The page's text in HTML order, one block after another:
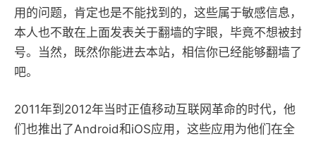
用的问题，肯定也是不能找到的，这些属于敏感信息，
本人也不敢在上面发表关于翻墙的字眼，毕竟不想被封
号。当然，既然你能进去本站，相信你已经能够翻墙了
吧。
2011年到2012年当时正值移动互联网革命的时代，他
们也推出了Android和iOS应用，这些应用为他们在全